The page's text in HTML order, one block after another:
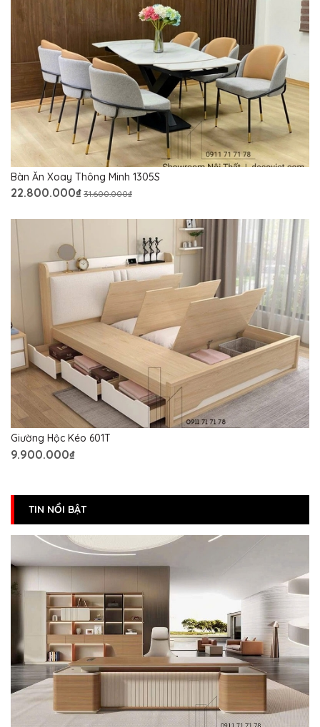
Bàn Ăn Xoay Thông Minh 1305S
22.800.000₫ 31.600.000₫
Giường Hộc Kéo 601T
9.900.000₫
TIN NỔI BẬT